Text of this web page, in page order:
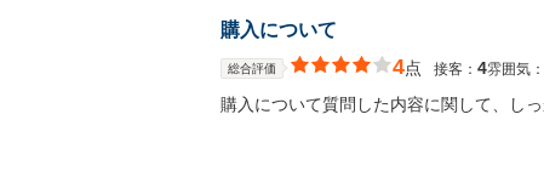
購入について
総合評価 4点 接客： 4雰囲気：
購入について質問した内容に関して、し